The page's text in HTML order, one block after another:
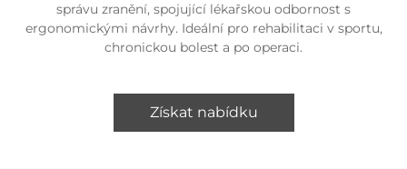
správu zranění, spojující lékařskou odbornost s
ergonomickými návrhy. Ideální pro rehabilitaci v sportu,
chronickou bolest a po operaci.
Získat nabídku